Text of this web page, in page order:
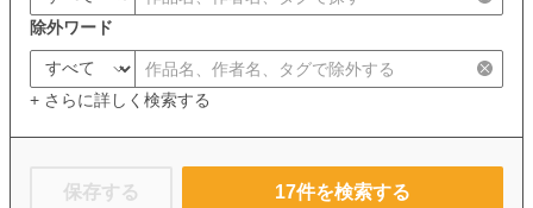
除外ワード
+ さらに詳しく検索する
保存する 17件を検索する